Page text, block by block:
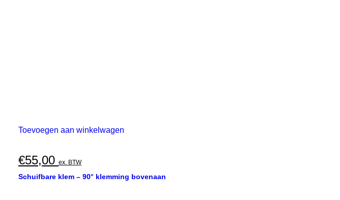
Toevoegen aan winkelwagen
€55,00 ex. BTW
Schuifbare klem – 90° klemming bovenaan